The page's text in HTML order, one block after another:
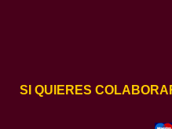
SI QUIERES